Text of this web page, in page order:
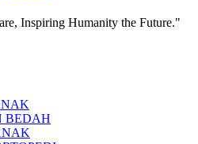
Inspiring Humanity the Future."
BEDAH